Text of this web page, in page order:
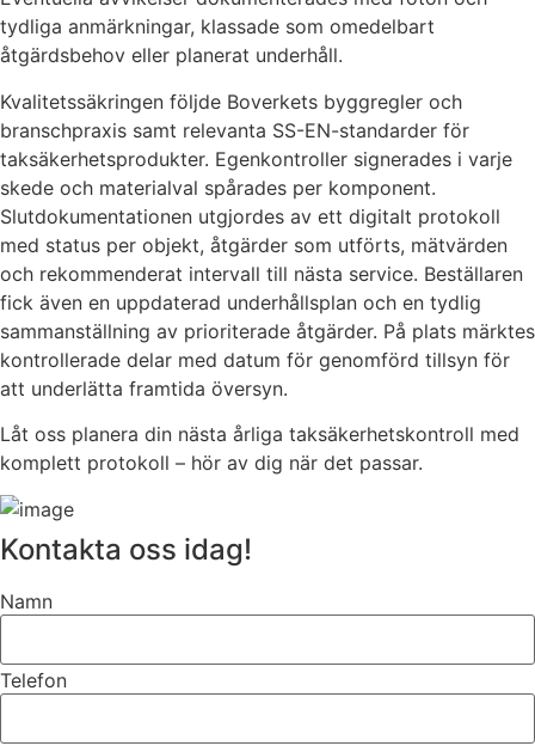
tydliga anmärkningar, klassade som omedelbart
åtgärdsbehov eller planerat underhåll.
Kvalitetssäkringen följde Boverkets byggregler och
branschpraxis samt relevanta SS-EN-standarder för
taksäkerhetsprodukter. Egenkontroller signerades i varje
skede och materialval spårades per komponent.
Slutdokumentationen utgjordes av ett digitalt protokoll
med status per objekt, åtgärder som utförts, mätvärden
och rekommenderat intervall till nästa service. Beställaren
fick även en uppdaterad underhållsplan och en tydlig
sammanställning av prioriterade åtgärder. På plats märktes
kontrollerade delar med datum för genomförd tillsyn för
att underlätta framtida översyn.
Låt oss planera din nästa årliga taksäkerhetskontroll med
komplett protokoll – hör av dig när det passar.
Kontakta oss idag!
Namn
Telefon